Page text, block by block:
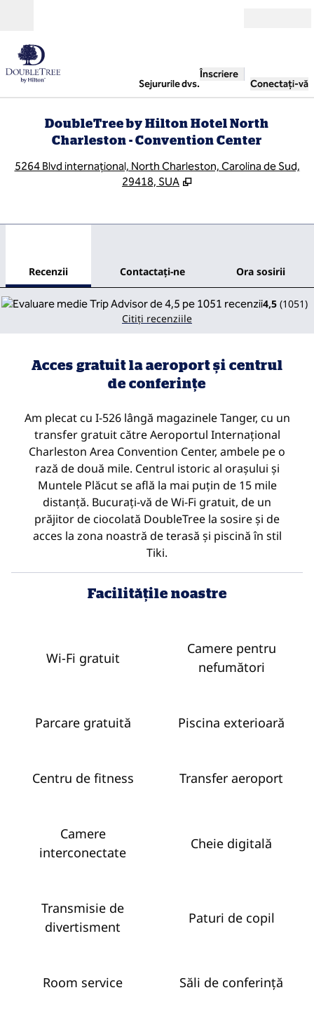
Sejururile dvs.
Înscriere
Conectați-vă
DoubleTree by Hilton Hotel North
Charleston - Convention Center
5264 Blvd internațional, North Charleston, Carolina de Sud,
29418, SUA
Recenzii Contactaţi-ne Ora sosirii
4,5 (1051)
Citiți recenziile
Acces gratuit la aeroport și centrul
de conferințe
Am plecat cu I-526 lângă magazinele Tanger, cu un
transfer gratuit către Aeroportul Internațional
Charleston Area Convention Center, ambele pe o
rază de două mile. Centrul istoric al orașului și
Muntele Plăcut se află la mai puțin de 15 mile
distanță. Bucurați-vă de Wi-Fi gratuit, de un
prăjitor de ciocolată DoubleTree la sosire și de
acces la zona noastră de terasă și piscină în stil
Tiki.
Facilităţile noastre
Wi-Fi gratuit
Camere pentru
nefumători
Parcare gratuită Piscina exterioară
Centru de fitness Transfer aeroport
Camere
interconectate
Cheie digitală
Transmisie de
divertisment
Paturi de copil
Room service Săli de conferință